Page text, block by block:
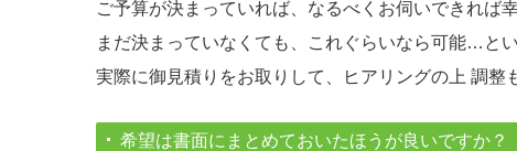
ご予算が決まっていれば、なるべくお伺いできれば幸
まだ決まっていなくても、これぐらいなら可能…と
実際に御見積りをお取りして、ヒアリングの上 調整
希望は書面にまとめておいたほうが良いですか？